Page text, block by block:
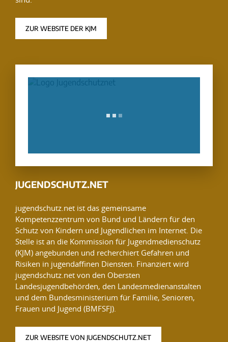
ZUR WEBSITE DER KJM
JUGENDSCHUTZ.NET
jugendschutz.net ist das gemeinsame
Kompetenzzentrum von Bund und Ländern für den
Schutz von Kindern und Jugendlichen im Internet. Die
Stelle ist an die Kommission für Jugendmedienschutz
(KJM) angebunden und recherchiert Gefahren und
Risiken in jugendaffinen Diensten. Finanziert wird
jugendschutz.net von den Obersten
Landesjugendbehörden, den Landesmedienanstalten
und dem Bundesministerium für Familie, Senioren,
Frauen und Jugend (BMFSFJ).
ZUR WEBSITE VON JUGENDSCHUTZ.NET